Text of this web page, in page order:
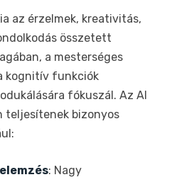
az érzelmek, kreativitás,
összetett
a mesterséges
kognitív funkciók
fókuszál. Az AI
teljesítenek bizonyos
: Nagy